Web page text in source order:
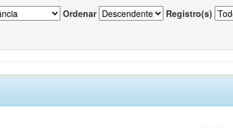
Ordenar Registro(s)